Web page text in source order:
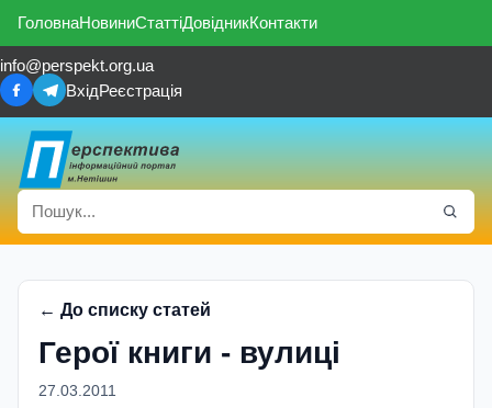
ГоловнаНовиниСтаттіДовідникКонтакти
info@perspekt.org.ua
ВхідРеєстрація
← До списку статей
Герої книги - вулиці
27.03.2011